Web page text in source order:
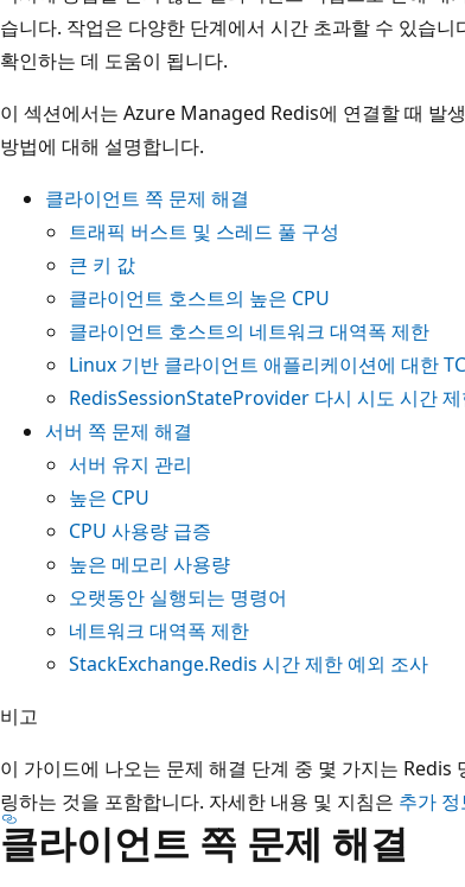
습니다. 작업은 다양한 단계에서 시간 초과할 수 있습
확인하는 데 도움이 됩니다.
이 섹션에서는 Azure Managed Redis에 연결할 때 발
방법에 대해 설명합니다.
클라이언트 쪽 문제 해결
트래픽 버스트 및 스레드 풀 구성
큰 키 값
클라이언트 호스트의 높은 CPU
클라이언트 호스트의 네트워크 대역폭 제한
Linux 기반 클라이언트 애플리케이션에 대한
RedisSessionStateProvider 다시 시도 시간
서버 쪽 문제 해결
서버 유지 관리
높은 CPU
CPU 사용량 급증
높은 메모리 사용량
오랫동안 실행되는 명령어
네트워크 대역폭 제한
StackExchange.Redis 시간 제한 예외 조사
비고
이 가이드에 나오는 문제 해결 단계 중 몇 가지는
링하는 것을 포함합니다. 자세한 내용 및 지침은 추가 정
클라이언트 쪽 문제 해결